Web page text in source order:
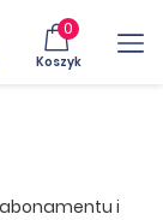
0
Koszyk
i